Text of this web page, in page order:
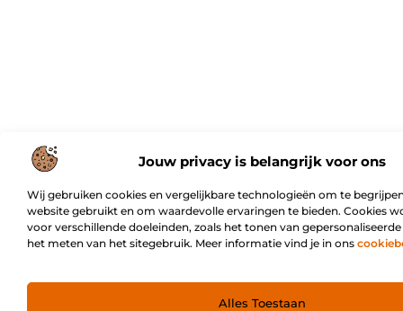
Jouw privacy is belangrijk voor ons
Wij gebruiken cookies en vergelijkbare technologieën om te
website gebruikt en om waardevolle ervaringen te bieden. Cookies
voor verschillende doeleinden, zoals het tonen van
het meten van het sitegebruik. Meer informatie vind je in ons
Alles Toestaan